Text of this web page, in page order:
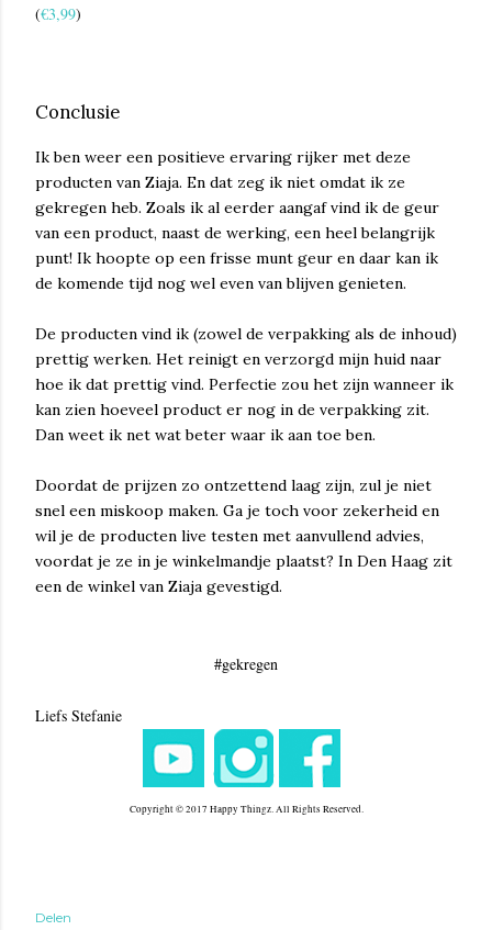
(€3,99)
Conclusie
Ik ben weer een positieve ervaring rijker met deze
producten van Ziaja. En dat zeg ik niet omdat ik ze
gekregen heb. Zoals ik al eerder aangaf vind ik de geur
van een product, naast de werking, een heel belangrijk
punt! Ik hoopte op een frisse munt geur en daar kan ik
de komende tijd nog wel even van blijven genieten.
De producten vind ik (zowel de verpakking als de inhoud)
prettig werken. Het reinigt en verzorgd mijn huid naar
hoe ik dat prettig vind. Perfectie zou het zijn wanneer ik
kan zien hoeveel product er nog in de verpakking zit.
Dan weet ik net wat beter waar ik aan toe ben.
Doordat de prijzen zo ontzettend laag zijn, zul je niet
snel een miskoop maken. Ga je toch voor zekerheid en
wil je de producten live testen met aanvullend advies,
voordat je ze in je winkelmandje plaatst? In Den Haag zit
een de winkel van Ziaja gevestigd.
#gekregen
Liefs Stefanie
Copyright © 2017 Happy Thingz. All Rights Reserved.
Delen